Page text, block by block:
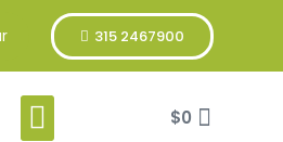
315 2467900
Menu $0